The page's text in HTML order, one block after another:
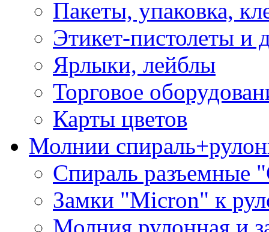
Пакеты, упаковка,
Этикет-пистолеты и
Ярлыки, лейблы
Торговое
Карты цветов
Молнии
Спираль разъемные
Замки "Micron" к
Молния рулонная и